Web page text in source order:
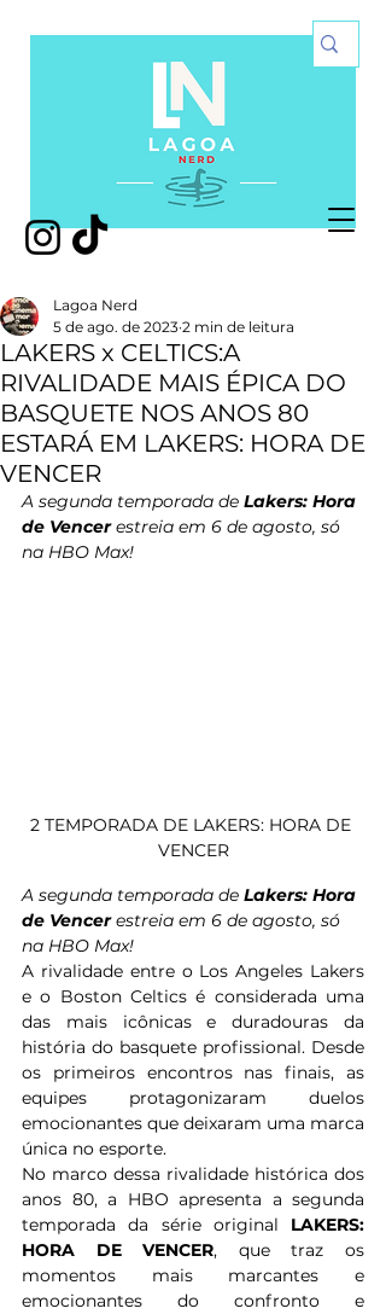
LAKERS x CELTICS:A
RIVALIDADE MAIS ÉPICA DO
BASQUETE NOS ANOS 80
ESTARÁ EM LAKERS: HORA DE
VENCER
Lagoa Nerd
5 de ago. de 2023 2 min de leitura
A segunda temporada de Lakers: Hora
de Vencer estreia em 6 de agosto, só
na HBO Max!
2 TEMPORADA DE LAKERS: HORA DE
VENCER
A segunda temporada de Lakers: Hora
de Vencer estreia em 6 de agosto, só
na HBO Max!
A rivalidade entre o Los Angeles Lakers
e o Boston Celtics é considerada uma
das mais icônicas e duradouras da
história do basquete profissional. Desde
os primeiros encontros nas finais, as
equipes protagonizaram duelos
emocionantes que deixaram uma marca
única no esporte.
No marco dessa rivalidade histórica dos
anos 80, a HBO apresenta a segunda
temporada da série original LAKERS:
HORA DE VENCER, que traz os
momentos mais marcantes e
emocionantes do confronto e